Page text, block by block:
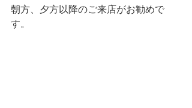
朝方、夕方以降のご来店がお勧めで
す。